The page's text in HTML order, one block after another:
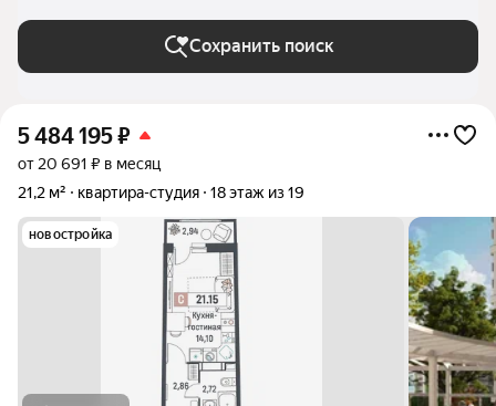
Сохранить поиск
5 484 195₽
от 20 691 ₽ в месяц
21,2 м²
квартира-студия 18 этаж из 19
новостройка